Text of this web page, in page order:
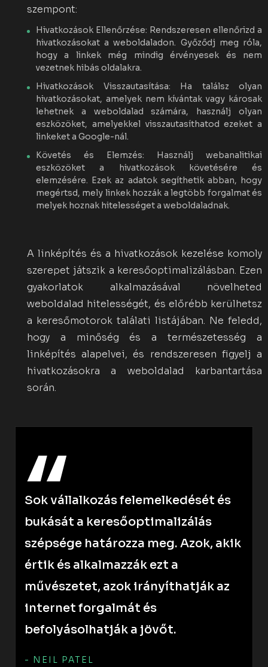
szempont:
Hivatkozások Ellenőrzése: Rendszeresen ellenőrizd a
hivatkozásokat a weboldaladon. Győződj meg róla,
hogy a linkek még mindig érvényesek és nem
vezetnek hibás oldalakra.
Hivatkozások Visszautasítása: Ha találsz olyan
hivatkozásokat, amelyek nem kívántak vagy károsak
lehetnek a weboldalad számára, használj olyan
eszközöket, amelyekkel visszautasíthatod ezeket a
linkeket a Google-nál.
Követés és Elemzés: Használj webanalitikai
eszközöket a hivatkozások követésére és
elemzésére. Ezek az adatok segíthetik abban, hogy
megértsd, mely linkek hozzák a legtöbb forgalmat és
melyek hoznak hitelességet a weboldaladnak.
A linképítés és a hivatkozások kezelése komoly
szerepet játszik a keresőoptimalizálásban. Ezen
gyakorlatok alkalmazásával növelheted
weboldalad hitelességét, és előrébb kerülhetsz
a keresőmotorok találati listájában. Ne feledd,
hogy a minőség és a természetesség a
linképítés alapelvei, és rendszeresen figyelj a
hivatkozásokra a weboldalad karbantartása
során.
Sok vállalkozás felemelkedését és
bukását a keresőoptimalizálás
szépsége határozza meg. Azok, akik
értik és alkalmazzák ezt a
művészetet, azok irányíthatják az
internet forgalmát és
befolyásolhatják a jövőt.
- NEIL PATEL